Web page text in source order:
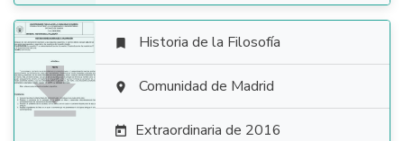

 Historia de la Filosofía
 Comunidad de Madrid
 Extraordinaria de 2016